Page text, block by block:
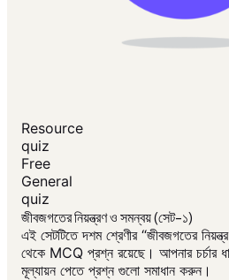
Resource
quiz
Free
General
quiz
জীবজগতের নিয়ন্ত্রণ ও সমন্বয় (সেট-১)
এই সেটটিতে দশম শ্রেণীর “জীবজগতের
থেকে MCQ প্রশ্ন রয়েছে। আপনার চর্চার
মূল্যায়ন পেতে প্রশ্ন গুলো সমাধান করুন।